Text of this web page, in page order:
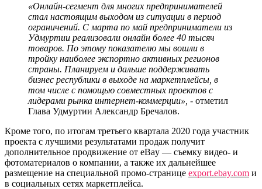
«Онлайн-сегмент для многих предпринимателей
стал настоящим выходом из ситуации в период
ограничений. С марта по май предприниматели из
Удмуртии реализовали онлайн более 40 тысяч
товаров. По этому показателю мы вошли в
тройку наиболее экспортно активных регионов
страны. Планируем и дальше поддерживать
бизнес республики в выходе на маркетплейсы, в
том числе с помощью совместных проектов с
лидерами рынка интернет-коммерции», - отметил
Глава Удмуртии Александр Бречалов.
Кроме того, по итогам третьего квартала 2020 года участник
проекта с лучшими результатами продаж получит
дополнительное продвижение от eBay — съемку видео- и
фотоматериалов о компании, а также их дальнейшее
размещение на специальной промо-странице export.ebay.com и
в социальных сетях маркетплейса.